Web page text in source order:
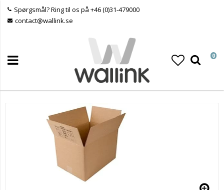
Spørgsmål? Ring til os på +46 (0)31-479000
contact@wallink.se
0